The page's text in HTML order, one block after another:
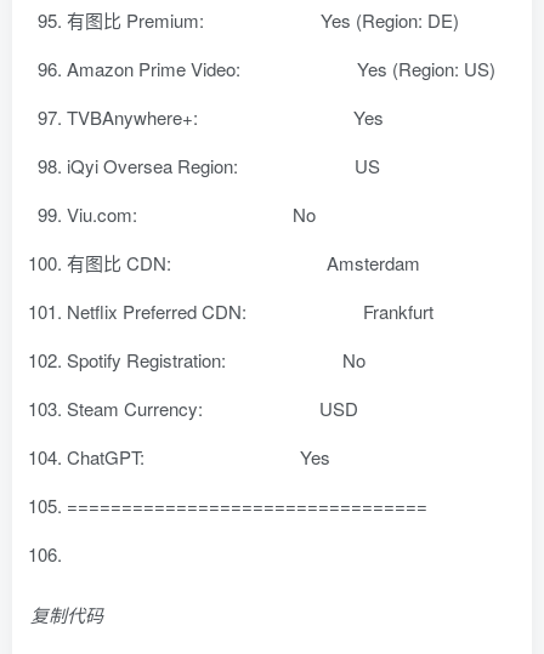
有图比 Premium: Yes (Region: DE)
Amazon Prime Video: Yes (Region: US)
TVBAnywhere+: Yes
iQyi Oversea Region: US
Viu.com: No
有图比 CDN: Amsterdam
Netflix Preferred CDN: Frankfurt
Spotify Registration: No
Steam Currency: USD
ChatGPT: Yes
=================================
复制代码